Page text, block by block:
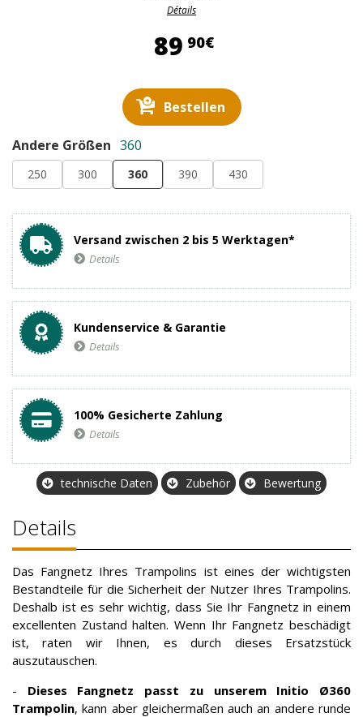
Détails
89 90€89,90 €
Bestellen
Andere Größen 360
250 300 360 390 430
Versand zwischen 2 bis 5 Werktagen*
Details
Kundenservice & Garantie
Details
100% Gesicherte Zahlung
Details
technische Daten Zubehör Bewertung
Details
Das Fangnetz Ihres Trampolins ist eines der wichtigsten
Bestandteile für die Sicherheit der Nutzer Ihres Trampolins.
Deshalb ist es sehr wichtig, dass Sie Ihr Fangnetz in einem
excellenten Zustand halten. Wenn Ihr Fangnetz beschädigt
ist, raten wir Ihnen, es durch dieses Ersatzstück
auszutauschen.
- Dieses Fangnetz passt zu unserem Initio Ø360
Trampolin, kann aber gleichermaßen auch an andere runde